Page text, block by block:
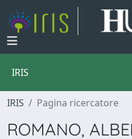
IRIS
IRIS Pagina ricercatore
ROMANO,